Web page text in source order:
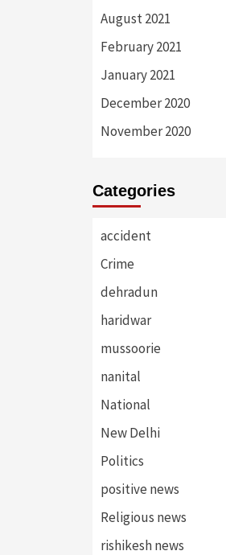
August 2021
February 2021
January 2021
December 2020
November 2020
Categories
accident
Crime
dehradun
haridwar
mussoorie
nanital
National
New Delhi
Politics
positive news
Religious news
rishikesh news